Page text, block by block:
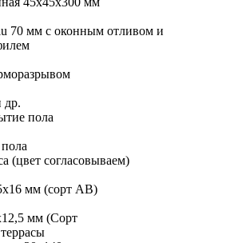
70 мм с оконным отливом и
др.
пола
(цвет согласовываем)
мм (сорт АВ)
мм (Сорт